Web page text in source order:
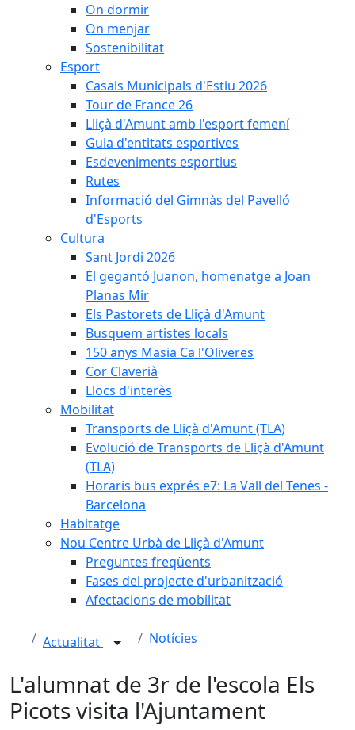
On dormir
On menjar
Sostenibilitat
Esport
Casals Municipals d'Estiu 2026
Tour de France 26
Lliçà d'Amunt amb l'esport femení
Guia d'entitats esportives
Esdeveniments esportius
Rutes
Informació del Gimnàs del Pavelló
d'Esports
Cultura
Sant Jordi 2026
El gegantó Juanon, homenatge a Joan
Planas Mir
Els Pastorets de Lliçà d'Amunt
Busquem artistes locals
150 anys Masia Ca l'Oliveres
Cor Claverià
Llocs d'interès
Mobilitat
Transports de Lliçà d'Amunt (TLA)
Evolució de Transports de Lliçà d'Amunt
(TLA)
Horaris bus exprés e7: La Vall del Tenes -
Barcelona
Habitatge
Nou Centre Urbà de Lliçà d'Amunt
Preguntes freqüents
Fases del projecte d'urbanització
Afectacions de mobilitat
Actualitat Notícies
L'alumnat de 3r de l'escola Els
Picots visita l'Ajuntament